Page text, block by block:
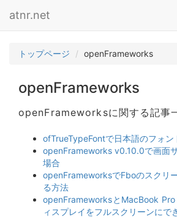
atnr.net
トップページ openFrameworks
openFrameworks
openFrameworksに関する記事
ofTrueTypeFontで日本語のフォン
openFrameworks v0.10.0で画面
場合
openFrameworksでFboのスクリ
る方法
openFrameworksとMacBook
ィスプレイをフルスクリーンにで